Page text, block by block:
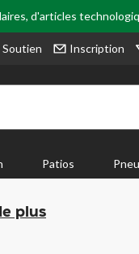
d'articles
Soutien Inscription
Patios
plus